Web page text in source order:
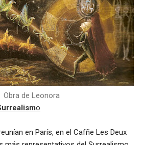
Obra de Leonora
o
en París, en el Cafñe Les Deux